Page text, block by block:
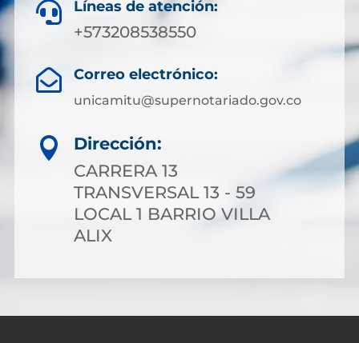
 Líneas de atención:
+573208538550
 Correo electrónico:
unicamitu@supernotariado.gov.co

Dirección:
CARRERA 13
TRANSVERSAL 13 - 59
LOCAL 1 BARRIO VILLA
ALIX